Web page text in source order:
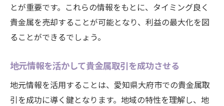
とが重要です。これらの情報をもとに、タイミング良く
貴金属を売却することが可能となり、利益の最大化を図
ることができるでしょう。
地元情報を活かして貴金属取引を成功させる
地元情報を活用することは、愛知県大府市での貴金属取
引を成功に導く鍵となります。地域の特性を理解し、地